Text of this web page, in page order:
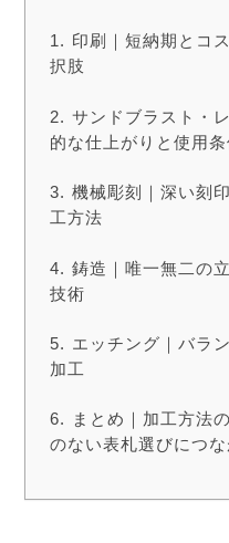
印刷｜短納期とコ
択肢
サンドブラスト・
的な仕上がりと使用
機械彫刻｜深い刻
工方法
鋳造｜唯一無二の
技術
エッチング｜バラ
加工
まとめ｜加工方法
のない表札選びにつな